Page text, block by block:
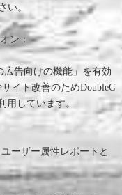
い。
ン：
広告向けの機能」を有効
イト改善のためDoubleC
用しています。
ーザー属性レポートと